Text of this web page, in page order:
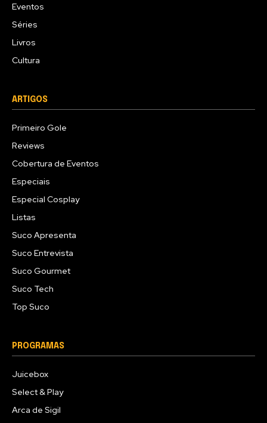
Eventos
Séries
Livros
Cultura
ARTIGOS
Primeiro Gole
Reviews
Cobertura de Eventos
Especiais
Especial Cosplay
Listas
Suco Apresenta
Suco Entrevista
Suco Gourmet
Suco Tech
Top Suco
PROGRAMAS
Juicebox
Select & Play
Arca de Sigil